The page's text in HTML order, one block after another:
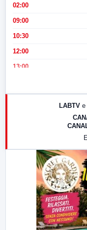
02:00
09:00
10:30
12:00
13:00
LABTV e